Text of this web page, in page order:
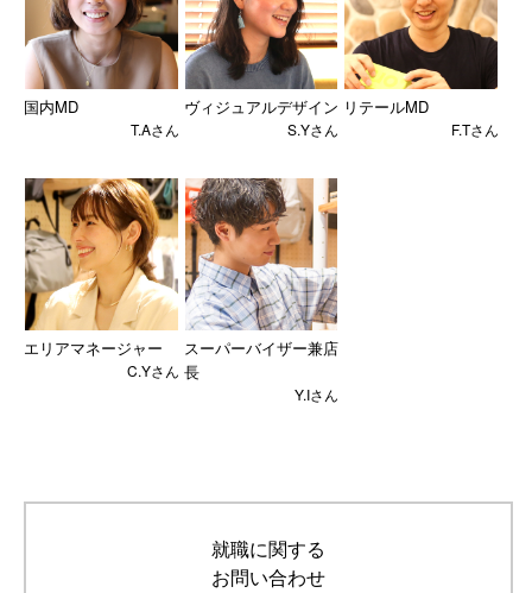
国内MD
T.Aさん
ヴィジュアルデザイン
S.Yさん
リテールMD
F.Tさん
エリアマネージャー
C.Yさん
スーパーバイザー兼店
長
Y.Iさん
就職に関する
お問い合わせ